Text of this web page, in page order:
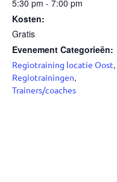
5:30 pm - 7:00 pm
Kosten:
Gratis
Evenement Categorieën:
Regiotraining locatie Oost,
Regiotrainingen,
Trainers/coaches